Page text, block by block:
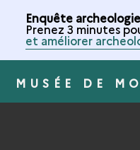
Enquête
Prenez 3 minutes
et améliorer
MUSÉE DE